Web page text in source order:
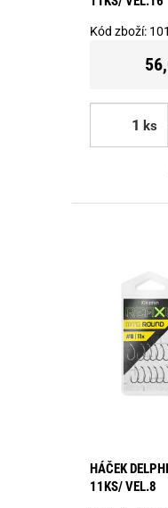
Kód zboží:
ks
HÁČEK
11KS/ VEL.8